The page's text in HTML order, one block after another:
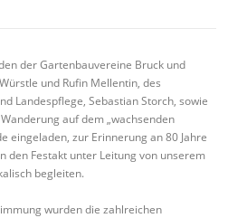
der Gartenbauvereine Bruck und
und Rufin Mellentin, des
Landespflege, Sebastian Storch, sowie
auf dem „wachsenden
eingeladen, zur Erinnerung an 80 Jahre
den Festakt unter Leitung von unserem
begleiten.
wurden die zahlreichen